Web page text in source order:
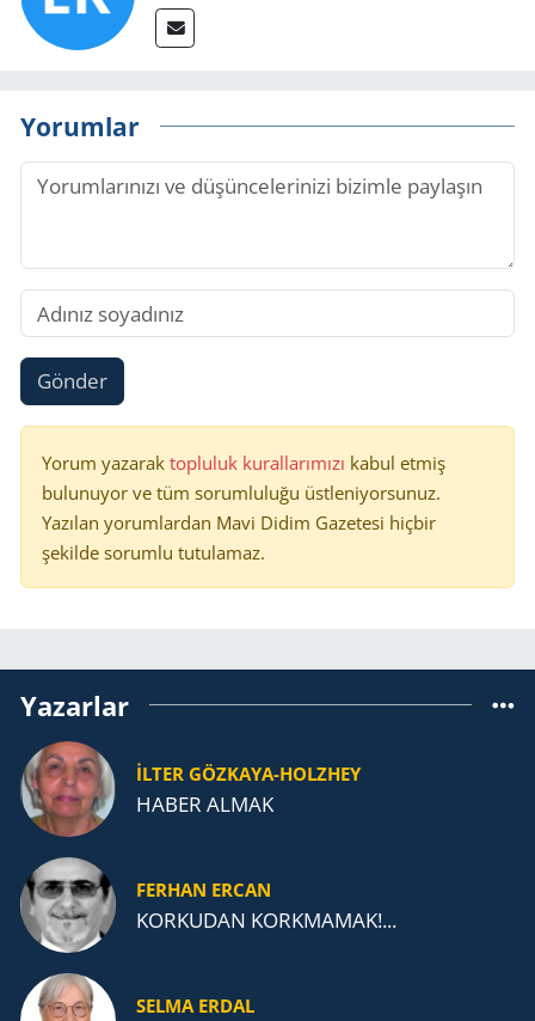
Yorumlar
Gönder
Yorum yazarak topluluk kurallarımızı kabul etmiş
bulunuyor ve tüm sorumluluğu üstleniyorsunuz.
Yazılan yorumlardan Mavi Didim Gazetesi hiçbir
şekilde sorumlu tutulamaz.
Yazarlar
İLTER GÖZKAYA-HOLZHEY
HABER ALMAK
FERHAN ERCAN
KORKUDAN KORKMAMAK!...
SELMA ERDAL